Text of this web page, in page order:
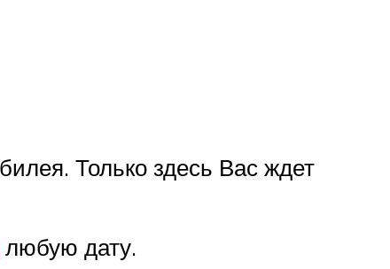
Только здесь Вас ждет
любую дату.